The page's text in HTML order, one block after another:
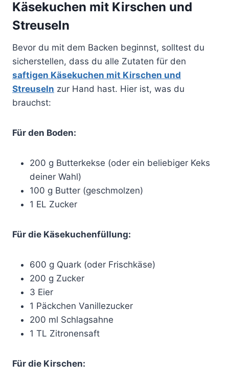
Käsekuchen mit Kirschen und
Streuseln
Bevor du mit dem Backen beginnst, solltest du
sicherstellen, dass du alle Zutaten für den
saftigen Käsekuchen mit Kirschen und
Streuseln zur Hand hast. Hier ist, was du
brauchst:
Für den Boden:
200 g Butterkekse (oder ein beliebiger Keks
deiner Wahl)
100 g Butter (geschmolzen)
1 EL Zucker
Für die Käsekuchenfüllung:
600 g Quark (oder Frischkäse)
200 g Zucker
3 Eier
1 Päckchen Vanillezucker
200 ml Schlagsahne
1 TL Zitronensaft
Für die Kirschen: